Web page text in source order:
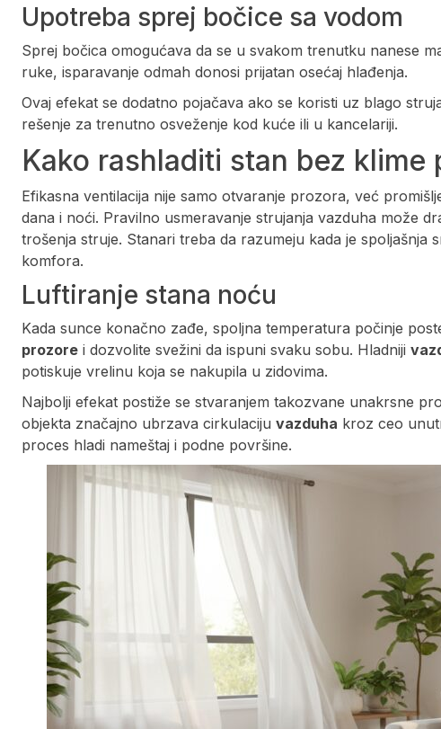
Upotreba sprej bočice sa vodom
Sprej bočica omogućava da se u svakom trenutku nanese
ruke, isparavanje odmah donosi prijatan osećaj hlađenja.
Ovaj efekat se dodatno pojačava ako se koristi uz blago
rešenje za trenutno osveženje kod kuće ili u kancelariji.
Kako rashladiti stan bez klime
Efikasna ventilacija nije samo otvaranje prozora, već
dana i noći. Pravilno usmeravanje strujanja vazduha može
trošenja struje. Stanari treba da razumeju kada je spoljašnja
komfora.
Luftiranje stana noću
Kada sunce konačno zađe, spoljna temperatura počinje
prozore i dozvolite svežini da ispuni svaku sobu. Hladniji
potiskuje vrelinu koja se nakupila u zidovima.
Najbolji efekat postiže se stvaranjem takozvane unakrsne
objekta značajno ubrzava cirkulaciju vazduha kroz ceo
proces hladi nameštaj i podne površine.